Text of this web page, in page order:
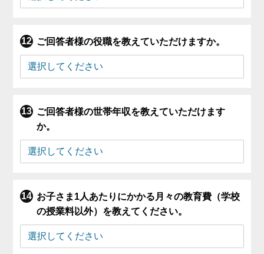
ご回答者様の役職を教えていただけますか。
ご回答者様の世帯年収を教えていただけます
か。
お子さま1人あたりにかかる月々の教育費（学校
の授業料以外）を教えてください。